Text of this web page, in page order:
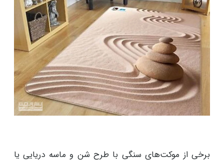
برخی از موکت‌های سنگی با طرح شن و ماسه دریایی یا